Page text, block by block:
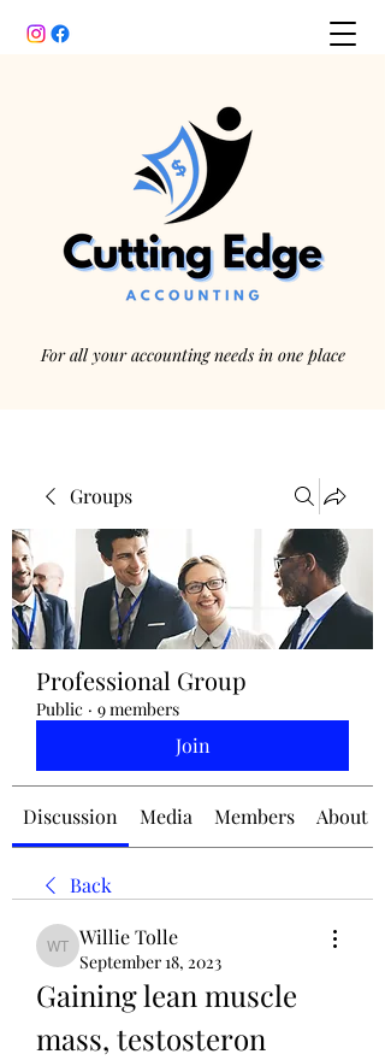
For all your accounting needs in one place
jennifermcchesney@yahoo.com
(604) 445-2082
Groups
Professional Group
Public · 9 members
Join
Discussion Media Members About
Back
Willie Tolle
Willie Tolle
September 18, 2023
Gaining lean muscle
mass, testosteron